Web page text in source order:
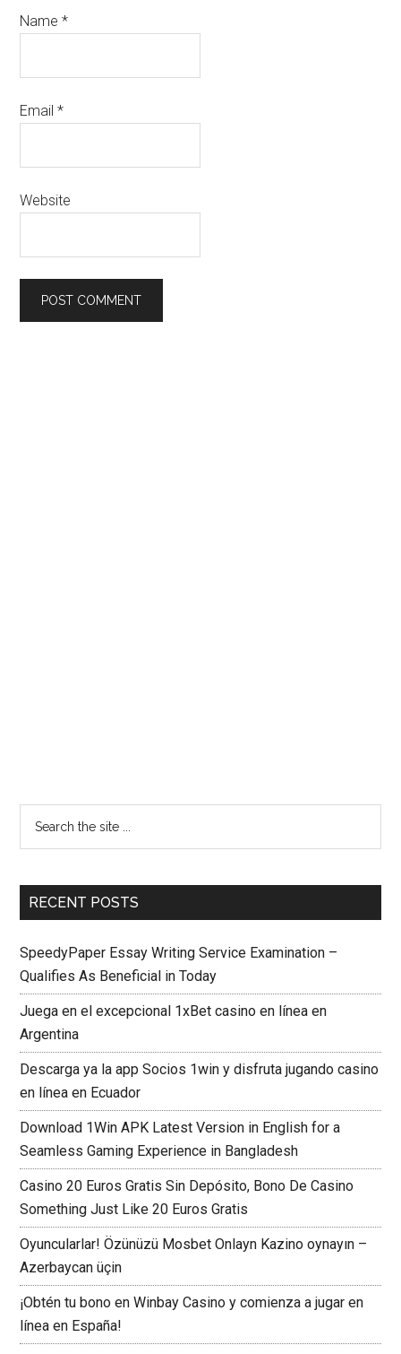
Name*
Email*
Website
RECENT POSTS
SpeedyPaper Essay Writing Service Examination –
Qualifies As Beneficial in Today
Juega en el excepcional 1xBet casino en línea en
Argentina
Descarga ya la app Socios 1win y disfruta jugando casino
en línea en Ecuador
Download 1Win APK Latest Version in English for a
Seamless Gaming Experience in Bangladesh
Casino 20 Euros Gratis Sin Depósito, Bono De Casino
Something Just Like 20 Euros Gratis
Oyuncularlar! Özünüzü Mosbet Onlayn Kazino oynayın –
Azerbaycan üçin
¡Obtén tu bono en Winbay Casino y comienza a jugar en
línea en España!